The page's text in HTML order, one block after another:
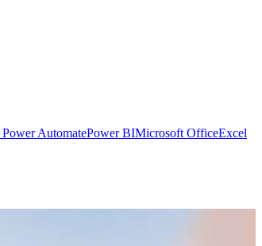
Power AutomatePower BIMicrosoft OfficeExcel